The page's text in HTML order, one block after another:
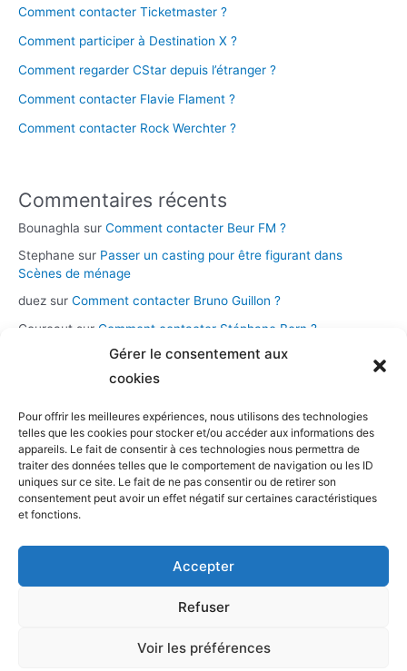
Gérer le consentement aux
cookies
Pour offrir les meilleures expériences, nous utilisons des technologies
telles que les cookies pour stocker et/ou accéder aux informations des
appareils. Le fait de consentir à ces technologies nous permettra de
traiter des données telles que le comportement de navigation ou les ID
uniques sur ce site. Le fait de ne pas consentir ou de retirer son
consentement peut avoir un effet négatif sur certaines caractéristiques
et fonctions.
Accepter
Refuser
Voir les préférences
Comment contacter Ticketmaster ?
Comment participer à Destination X ?
Comment regarder CStar depuis l’étranger ?
Comment contacter Flavie Flament ?
Comment contacter Rock Werchter ?
Commentaires récents
Bounaghla sur Comment contacter Beur FM ?
Stephane sur Passer un casting pour être figurant dans
Scènes de ménage
duez sur Comment contacter Bruno Guillon ?
Coureaut sur Comment contacter Stéphane Bern ?
Comment contacter la chaîne Novo 19 ?
Catégories
Assistance et démarches
Casting et participation
Musique et streaming
Copyright © 2026 TV production |Contacter tv-production